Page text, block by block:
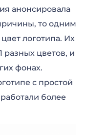
анонсировала
то одним
логотипа. Их
разных цветов, и
фонах.
с простой
более